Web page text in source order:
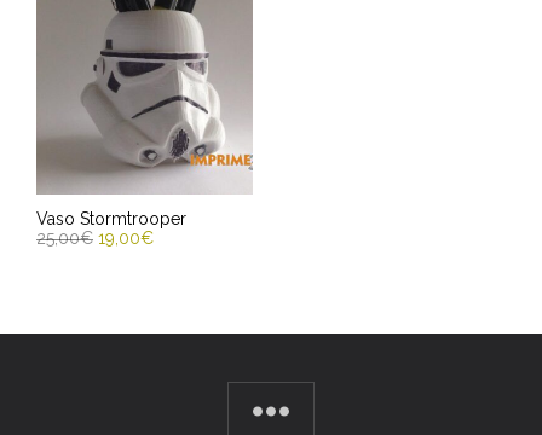
Vaso Stormtrooper
25,00€ 19,00€
Entrega Estimada entre